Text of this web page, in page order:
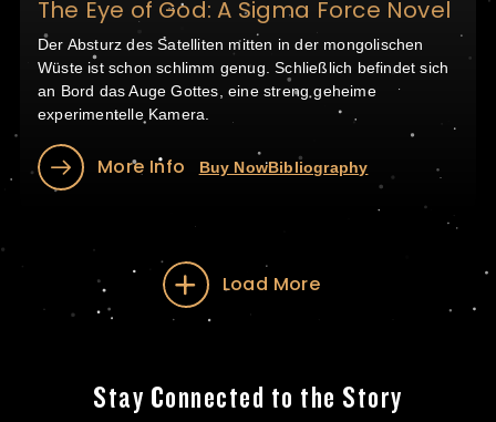
The Eye of God: A Sigma Force Novel
Der Absturz des Satelliten mitten in der mongolischen
Wüste ist schon schlimm genug. Schließlich befindet sich
an Bord das Auge Gottes, eine streng geheime
experimentelle Kamera.
More Info Buy NowBibliography
Load More
Stay Connected to the Story